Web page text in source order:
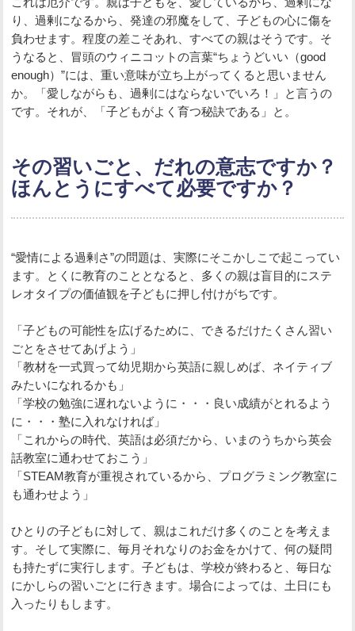
り、過剰になるから、発達の邪魔をして、子どもの心に傷を
負わせます。程度の差こそあれ、すべての親はそうです。そ
うなると、冒頭のウィニコットの言葉“ちょうどいい（good
enough）”には、重い意味が立ち上がってくると思いません
か。「愛しながらも、過剰にはならないでいろ！」と言うの
です。それが、「子どもがよく育つ秘訣である」と。
その習いごと、だれの意志ですか？
ほんとうにすべて必要ですか？
“愛情による過剰さ”の問題は、実際にそこかしこで起こってい
ます。とくに教育のこととなると、多くの親は盲目的にステ
レオタイプの価値観を子どもに押し付けがちです。
「子どもの可能性を広げるために、できるだけたくさん習い
ごとをさせてあげよう」
「教材を一式買って幼児期から英語に親しめば、ネイティブ
みたいになれるかも」
「学校の勉強に遅れないように・・・良い成績がとれるよう
に・・・塾に入れなければ」
「これからの時代、英語は必須だから、いまのうちから英会
話教室に通わせておこう」
「STEAM教育が重視されているから、プログラミング教室に
も通わせよう」
ひとりの子どもに対して、親はこれだけ多くのことを考えま
す。そして実際に、毎月それなりのお金をかけて、何の疑問
も持たずに実行します。子どもは、学校が終わると、毎日な
にかしらの習いごとに行きます。場合によっては、土日にも
入ったりもします。